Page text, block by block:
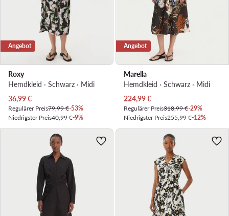
Angebot
Roxy
Hemdkleid · Schwarz · Midi
Aktueller Preis
36,99€
Regulärer Preis79,99 €-53%
Niedrigster Preis40,99 €-9%
Angebot
Marella
Hemdkleid · Schwarz · Midi
Aktueller Preis
224,99€
Regulärer Preis318,99 €-29%
Niedrigster Preis255,99 €-12%